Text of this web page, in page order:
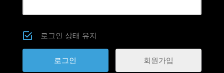
로그인 상태 유지
회원가입